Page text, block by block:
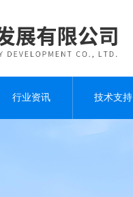
行业资讯 技术支持